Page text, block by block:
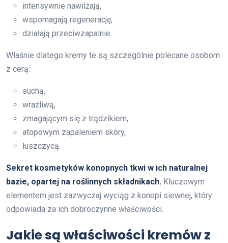
intensywnie nawilżają,
wspomagają regenerację,
działają przeciwzapalnie.
Właśnie dlatego kremy te są szczególnie polecane osobom
z cerą:
suchą,
wrażliwą,
zmagającym się z trądzikiem,
atopowym zapaleniem skóry,
łuszczycą.
Sekret kosmetyków konopnych tkwi w ich naturalnej
bazie, opartej na roślinnych składnikach. Kluczowym
elementem jest zazwyczaj wyciąg z konopi siewnej, który
odpowiada za ich dobroczynne właściwości.
Jakie są właściwości kremów z